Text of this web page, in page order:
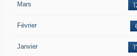
Mars
Février
Janvier